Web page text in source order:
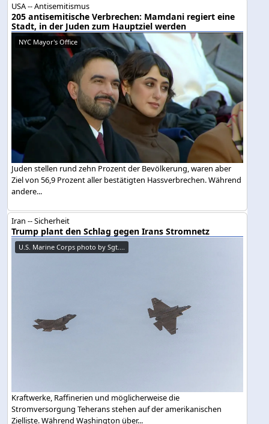
USA -- Antisemitismus
205 antisemitische Verbrechen: Mamdani regiert eine
Stadt, in der Juden zum Hauptziel werden
NYC Mayor's Office
Juden stellen rund zehn Prozent der Bevölkerung, waren aber
Ziel von 56,9 Prozent aller bestätigten Hassverbrechen. Während
andere...
Iran -- Sicherheit
Trump plant den Schlag gegen Irans Stromnetz
U.S. Marine Corps photo by Sgt....
Kraftwerke, Raffinerien und möglicherweise die
Stromversorgung Teherans stehen auf der amerikanischen
Zielliste. Während Washington über...